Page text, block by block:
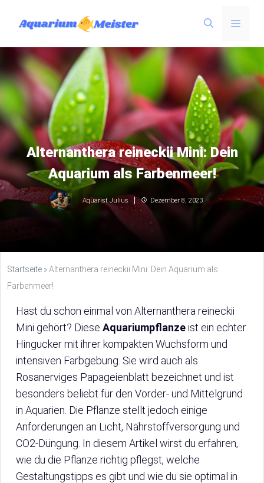
Inhalt
Menü
Alternanthera reineckii Mini: Dein
Aquarium als Farbenmeer!
Aquarist Julius Dezember 8, 2023
Startseite »Alternanthera reineckii Mini: Dein Aquarium als
Farbenmeer!
Hast du schon einmal von Alternanthera reineckii
Mini gehört? Diese Aquariumpflanzeist ein echter
Hingucker mit ihrer kompakten Wuchsform und
intensiven Farbgebung. Sie wird auch als
Rosanerviges Papageienblatt bezeichnet und ist
besonders beliebt für den Vorder- und Mittelgrund
in Aquarien. Die Pflanze stellt jedoch einige
Anforderungen an Licht, Nährstoffversorgung und
CO2-Düngung. In diesem Artikel wirst du erfahren,
wie du die Pflanze richtig pflegst, welche
Gestaltungstipps es gibt und wie du sie optimal in